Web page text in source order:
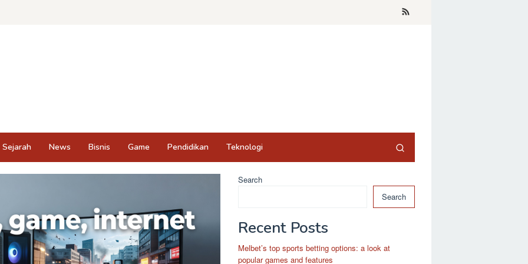
Sejarah News Bisnis Game Pendidikan Teknologi
Search
Search
Recent Posts
Melbet’s top sports betting options: a look at
popular games and features